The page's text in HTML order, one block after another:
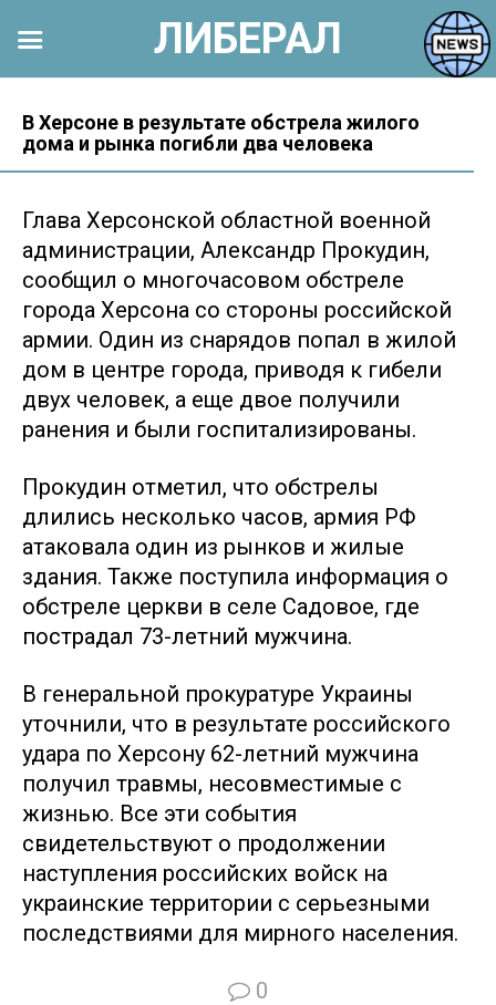
контенту
В Херсоне в результате обстрела жилого
дома и рынка погибли два человека
Глава Херсонской областной военной
администрации, Александр Прокудин,
сообщил о многочасовом обстреле
города Херсона со стороны российской
армии. Один из снарядов попал в жилой
дом в центре города, приводя к гибели
двух человек, а еще двое получили
ранения и были госпитализированы.
Прокудин отметил, что обстрелы
длились несколько часов, армия РФ
атаковала один из рынков и жилые
здания. Также поступила информация о
обстреле церкви в селе Садовое, где
пострадал 73-летний мужчина.
В генеральной прокуратуре Украины
уточнили, что в результате российского
удара по Херсону 62-летний мужчина
получил травмы, несовместимые с
жизнью. Все эти события
свидетельствуют о продолжении
наступления российских войск на
украинские территории с серьезными
последствиями для мирного населения.
0
ЛИБЕРАЛ